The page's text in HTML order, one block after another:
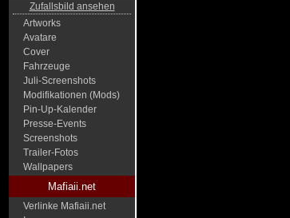
Zufallsbild ansehen
Artworks
Avatare
Cover
Fahrzeuge
Juli-Screenshots
Modifikationen (Mods)
Pin-Up-Kalender
Presse-Events
Screenshots
Trailer-Fotos
Wallpapers
Mafiaii.net
Verlinke Mafiaii.net